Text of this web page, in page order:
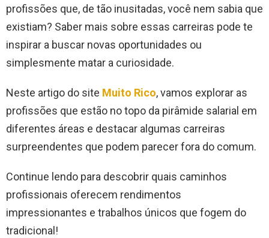
profissões que, de tão inusitadas, você nem sabia que
existiam? Saber mais sobre essas carreiras pode te
inspirar a buscar novas oportunidades ou
simplesmente matar a curiosidade.
Neste artigo do site Muito Rico, vamos explorar as
profissões que estão no topo da pirâmide salarial em
diferentes áreas e destacar algumas carreiras
surpreendentes que podem parecer fora do comum.
Continue lendo para descobrir quais caminhos
profissionais oferecem rendimentos
impressionantes e trabalhos únicos que fogem do
tradicional!